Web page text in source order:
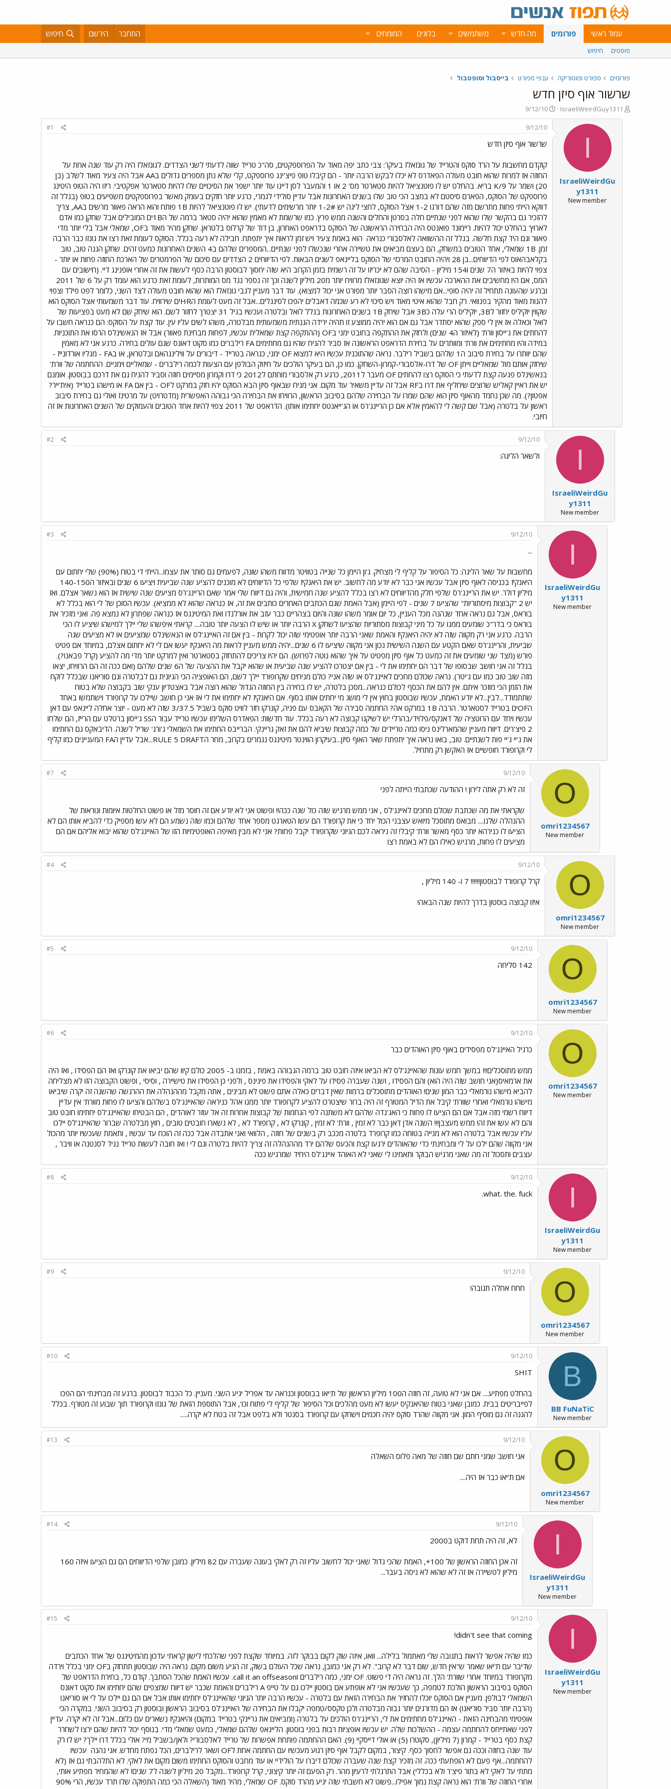
עמוד ראשי פורומים מה חדש משתמשים בלוגים המומחים התחבר הירשם חיפוש
פוסטים חיפוש
פורומים ספורט ומוטוריקה ענפי ספורט בייסבול וסופטבול
שרשור אוף סיזן חדש
פ
ו
IsraeliWeirdGuy1311
פ
ו
ר
ם
ת
א
ר
ך
9/12/10
I
IsraeliWeirdGu
y1311
New member
9/12/10
#1
שרשור אוף סיזן חדש
קוקדם מחשבות על הרד סוקס והטרייד של גונזאלז בעיקר: צבי כתב יפה מאוד על הפרוספקטים, סה"כ טרייד שווה לדעתי לשני הצדדים. לגונזאלז היה רק עוד שנה אחת על
החוזה אז למרות שהוא חובט מעולה הפאדרס לא יכלו לבקש הרבה יותר - הם קיבלו טופ פיצ'ינג פרוספקט, קלי שלא נתן מספרים גדולים בAA אבל היה צעיר מאוד לשלב (בן
20) ושמר על K/9 בריא. בהחלט יש לו פוטנציאל להיות סטארטר מס' 2 או 1 והמעבר לסן דייגו עוד יותר ישפר את הסיכויים שלו להיות סטארטר אפקטיבי. ריזו היה הטופ היטינג
פרוספקט של הסוקס, הפארם סיסטם לא במצב הכי טוב שלו בשנים האחרונות אבל עדיין סולידי לגמרי, כרגע יותר חזקים בעומק מאשר בפרוספקטים משפיעים בטופ (בגלל זה
דווקא הייתי פחות מתרשם מזה שהם דורגו 1-2 אצל הסוקס, לחצי ליגה יש 1-2# יותר מרשימים לדעתי). יש לו פוטנציאל להיות 1B פותח והוא הראה פאוור מרשים בAA, צריך
להזכיר גם בהקשר שלו שהוא לפני שנתיים חלה בסרטן והחלים והשנה ממש פרץ. כמו שרשמת לא מאמין שהוא יהיה סטאר ברמה של ה1Bים המובילים אבל שחקן כמו אדם
לארוץ' בהחלט יכול להיות. ריימונד פואנטס היה הבחירה הראשונה של הסוקס בדראפט האחרון, בן דוד של קרלוס בלטראן. שחקן מהיר מאוד בOF, שמאלי אבל בלי יותר מדי
פאוור וגם היד קצת חלשה. בגלל זה ההשוואה לאלסבורי כנראה הוא באמת צעיר ויש זמן לראות איך יתפתח. חבילה לא רעה בכלל. הסוקס לעומת זאת רצו את גונזו כבר הרבה
זמן. 1B שמאלי, אחד הטובים במשחק, הם בעצם מביאים את טשיירה אחרי שנכשלו לפני שנתיים...המספרים שלהם ב4 השנים האחרונות כמעט זהים. שחקן הגנה טוב, טוב
בקלאבהאוס לפי הדיווחים...בן 28 ויהיה החובט המרכזי של הסוקס בליינאפ לשנים הבאות. לפי הדיווחים 2 הצדדים עם סיכום של הפרמטרים של הארכת החוזה פחות או יותר -
צפוי להיות באיזור ה7 שנים ו154 מיליון - הסיבה שהם לא יכריזו על זה רשמית בזמן הקרוב היא שזה יחסוך לבוסטון הרבה כסף לעשות את זה אחרי אופנינג דיי. (חישובים עם
המס, אם היו מחשיבים את ההארכה עכשיו אז היה יוצא שגונזאלז מרוויח יותר מ20 מיליון לשנה וכך זה נספר נגד מס המותרות, לעומת זאת כרגע הוא עומד רק על 6 של 2011
וברגע שהעונה תתחיל זה יהיה סופי...אם מישהו רוצה הסבר יותר מפורט אני יכול למצוא). עוד דבר מעניין לגבי גונזאלז הוא שהוא חובט מעולה לצד השני, כלומר לפט פילד וצפוי
להנות מאוד מהקיר בפנוואי. רק חבל שהוא איטי מאוד ויש סיכוי לא רע שכמה דאבלים יהפכו לסינגלים...אבל זה מעט לעומת הHRים שירוויח. עוד דבר משמעותי אצל הסוקס הוא
שקווין יוקיליס יחזור ל3B, יוקיליס הרי עלה כ3B אבל שיחק 1B בשנים האחרונות בגלל לואל ובלטרה ועכשיו בגיל 31 יצטרך לחזור לשם. הוא שיחק שם לא מעט בפציעות של
לואל וכאלה אז אין לי ספק שהוא יסתדר אבל גם אם הוא יהיה ממוצע זו תהיה ירידה הגנתית משמעותית מבלטרה, משהו לשים עליו עין. עוד קצת על הסוקס: הם כנראה חשבו על
להחתים את ג'ייסון וורת' (לאיזור ה4 שנים) ולחזק את ההתקפה בחובט ימני בOF (ההתקפה קצת שמאלית עכשיו, לפחות מבחינת פאוור) אבל אז הנאשינלס הרסו את התוכניות.
במידה והיו מחתימים את וורת' ומוותרים על בחירת הדראפט הראשונה אז סביר להניח שהיו גם מחתימים FA רילברים כמו סקוט דאונס שגם עולים בחירה. כרגע אני לא מאמין
שהם יוותרו על בחירת סיבוב ה1 שלהם בשביל רילבר. נראה שהתוכנית עכשיו היא למצוא OF ימני, כנראה בטרייד - דיבורים על ווילינגהאם ובלטראן, או בFA - מגליו אורדונייז -
שיחזק אותם מול שמאליים וייתן OF של דרו-אלסבורי-קמרון-השחקן. כמו כן, הם בעיקר הולכים על חיזוק הבולפן עם הצעות לכמה רילברים - שמאליים וימניים. ההחתמה של וורת'
בנאשינלס פגעה קצת לדעתי כי הסוקס רצו להחתים OF מעבר ל2011, כרגע רק אלסבורי מוחתם ל2012 כי דרו וקמרון מסיימים חוזה וסביר להניח גם את דרכם בבוסטון. אומנם
יש את ראיין קאליש שרוצים שיחליף את דרו בRF אבל זה עדיין משאיר עוד מקום. אני מניח שבאוף סיזן הבא הסוקס יהיו חזק במרקט לOF - בין אם FA או מישהו בטרייד (אית'ייר?
אפטון?). מה שכן נחמד מהאוף סיזן הוא שהם שמרו על הבחירה שלהם בסיבוב הראשון, הרוויחו את הבחירה הכי גבוהה האפשרית (מדטרויט) על מרטינז ואולי גם בחירת סיבוב
ראשון על בלטרה (אבל שם קשה לי להאמין אלא אם כן הריינג'רס או הג'ייאנטס יחתימו אותו). הדראפט של 2011 צפוי להיות אחד הטובים והעמוקים של השנים האחרונות אז זה
חיובי.
I
IsraeliWeirdGu
y1311
New member
9/12/10
#2
ולשאר הליגה:
I
IsraeliWeirdGu
y1311
New member
9/12/10
#3
...
מחשבות על שאר הליגה: כל הסיפור על קליף לי מצחיק. ג'ון היימן כל שנייה בטוויטר מדווח משהו שונה, לפעמים גם סותר את עצמו...הייתי די בטוח (90%) שלי יחתום עם
היאנקיז בכניסה לאוף סיזן אבל עכשיו אני כבר לא יודע מה לחשוב. יש את היאנקיז שלפי כל הדיווחים לא מוכנים להציע שנה שביעית ויציעו 6 שנים ובאיזור ה140-150
מיליון דולר. יש את הריינג'רס שלפי חלק מהדיווחים לא רצו בכלל להציע שנה חמישית, והיה גם דיווח שלי אמר שאם הריינג'רס מציעים שנה שישית אז הוא נשאר אצלם. ואז
יש 2 "קבוצות מיסתוריות" שהציעו 7 שנים - לפי היימן (אבל האמת שגם הכתבים האחרים כותבים את זה, אז כנראה שהוא לא ממציא). עכשיו הסוכן של לי הוא בכלל לא
בוראס, אבל גם נראה אחד שנהנה מכל העניין, כל יום אומר משהו שונה והיום בצהריים כבר עזב את אורלנדו ואת המיטינגס אז כנראה שפתרון לא נמצא פה. ואני מזכיר את
בוראס כי בדר"כ שומעים ממנו על כל מיני קבוצות מסתוריות שהציעו לשחקן X הרבה יותר או שיש לו הצעה יותר טובה.... קראתי איפשהו שלי יילך למישהו שיציע לו הכי
הרבה. כרגע אני רק מקווה שזה לא יהיה היאנקיז והאמת שאני הרבה יותר אופטימי שזה יכול לקרות - בין אם זה האיינג'לס או הנאשינלס שמציעים או לא מציעים שנה
שביעית, והריינג'רס שאם הקטע עם השנה השישית נכון אני מקווה שיציעו לו 6 שנים...יהיה ממש מעניין לראות מה היאנקיז יעשו אם לי לא יחתום אצלם, במיוחד אם פטיט
פורש (מצד שני שומעים את זה כמעט כל אוף סיזן מפטיט על איך שהוא נוטה לפרוש). הם יהיו צריכים להתחזק בסטארטר ואין למרקט יותר מדי מה להציע (קרל פבאנו?).
בגלל זה אני חושב שבסופו של דבר הם יחתימו את לי - בין אם יצטרכו להציע שנה שביעית או שהוא יקבל את ההצעה של ה6 שנים שלהם (ואם ככה זה הם הרוויחו, יצאו
מזה שוב טוב כמו עם ג'יטר). נראה שכולם מחכים לאיינג'לס או שזה אני? כולם מניחים שקרופורד יילך לשם, הם האופציה הכי הגיונית גם לבלטרה וגם סוריאנו שבכלל לוקח
את הזמן הכי מוזכר איתם. אין להם את הכסף לכולם כנראה...מסכן בלטרה, יש לו בחירה בין החוזה הגדול שהוא רוצה אבל באצטדיון ענקי שוב בקבוצה שלא בטוח
שתתמודד...לבין...לא יודע האמת, עכשיו שבוסטון בחוץ אין לי מושג מי יחתים אותו בסוף. אם היאנקיז לא יחתימו את לי אז אני כן חושב שיילכו על קרופורד וישתמשו באחד
הOFים בטרייד לסטארטר. הרבה 1B במרקט אה? החתמה סבירה של הקאבס עם פניה, קונרקו חזר לוויט סוקס בשביל 3/37.5 שזה לא מעט - יוצר אחלה ליינאפ עם דאן
עכשיו ויחד עם הרוטציה של דאנקס/פלויד/בהרלי יש לשיקגו קבוצה לא רעה בכלל. עוד חדשות: הפאדרס השלימו עכשיו טרייד עבור הSS ג'ייסון ברטלט עם הרייז, הם שלחו
2 פיצ'רים. דיווח מעניין שהמארלינס ניסו כמה טריידים של כמה קבוצות שיביא להם את זאק גריינקי. הברייבס החתימו את השמאלי ג'ורג' שריל לשנה. הדיבאקס גם החתימו
את ג'יי ג'יי פות לשנתיים. טוב, בואו נראה איך יתפתח שאר האוף סיזן...בעיקרון הווינטר מיטינגס נגמרים בקרוב, מחר הRULE 5 DRAFT...אבל עדיין הFA המעניינים כמו קליף
לי וקרופורד חופשיים אז האקשן רק מתחיל.
O
omri1234567
New member
9/12/10
#7
זה לא רק אתה לירון ! ההודעה שכתבתי הייתה לפני
שקראתי את מה שכתבת שכולם מחכים לאיינג'לס , אני ממש מרגיש שזה כול שנה ככה!! ופשוט אני לא יודע אם זה חוסר מזל או פשוט החלטות איומות ונוראות של
ההנהלה שלנו.... מבואס מתוסכל מיואש עצבני הכול יחד כי את קרופורד הם עשו הטארגט מספר אחד שלהם וכמו שזה נשמע הם לא עשו מספיק כדי להביא אותו הם לא
הציעו לו כנירהא יותר כסף מאשר וורת' קיבל! זה ניראה לכם הגיוני שקרופורד יקבל פחות? אני לא מבין מאיפה האופטימיות הזו של האיינג'לס שהוא יבוא אליהם אם הם
מציעים לו פחות, מרגיש כאילו הם לא באמת רצו
O
omri1234567
New member
9/12/10
#4
קרל קרופורד לבוסטון!!!!!! 7 ו- 140 מיליון ,
איזו קבוצה בוסטון בדרך להיות שנה הבאה!
O
omri1234567
New member
9/12/10
#5
142 סליחה
O
omri1234567
New member
9/12/10
#6
כרגיל האיינג'לס מפסידים באוף סיזן האוהדים כבר
ממש מתוסכלים!!! במשך חמש עונות שהאיינג'לס לא הביאו איזה חובט טוב ברמה הגבוהה באמת , בזמנו ב- 2005 כולם קיוו שהם יביאו את קונרקו ואז הם הפסידו , ואז היה
את ארמאיס(אני חושב שזה היה הוא) והם הפסידו , ושנה שעברה פסידו על לאקי והפסידו את פיגינס , ולפני כן הפסידו את טישיירה , וסיסי , ופשוט הקבוצה הזו לא מצליחה
להביא מישהו נורמאלי כבר המון שנים! האוהדים מתוסכלים ברמות שאין דברים כאלה אתם פשוט לא מבינים , אתה מקבל מההנהלה את ההרגשה שהשנה זה יקרה שיביאו
מישהו נורמאלי ואחרי שוורת' קיבל את הדיל המטורף זה היה ברור שיצטרכו להציע לקרופורד יותר ממנו אהל כניראה שהאיינג'לס בשלהם והציעו לו פחות מוורת' אין עדיין
דיווח רשמי מזה אבל אם הם הציעו לו פחות כי האג'נדה שלהם לא משתנה לפי הגחמות של קבוצות אחרות זה אל עוזר לאוהדים , הם הבטיחו שהאיינג'לס יחתימו חובט טוב
והם לא עשו את זה! ממש מעצבן!!! השנה אדן דאן כבר לא זמין , וורת' לא זמין , קונרקו לא , קרופורד לא , לא נשארו חובטים טובים , חוץ מבלטרה שברור שהאיינג'לס יילכו
עליו עכשיו אבל בלטרה הוא לא מנייה בטוחה כמו קרופרד בלטרה מככב רק בשנים של חוזה , הלוואי ואני אתבדה אבל ככה זה הוכח עד עכשיו , ותאמת שעכשיו יותר מהכול
אני מקווה שהם ילכו על לי ומבחינתי כדי שהאוהדים ירגעו קצת והכעס שלהם ירד מההנהלה זה צריך להיות בלטרה וגם לי ! ואז חובה לעשות טרייד נגיד לסנטנה או וויבר ,
עצבים ותסכול זה מה שאני מרגיש הבוקר ותאמינו לי שאני לא האוהד איינג'לס היחיד שמרגיש ככה
I
IsraeliWeirdGu
y1311
New member
9/12/10
#8
what. the. fuck.
O
omri1234567
New member
9/12/10
#9
חחח אחלה תגובה!
B
BB FuNaTiC
New member
9/12/10
#10
SHIT
בהחלט מפתיע.... אם אני לא טועה, זה חוזה ה100 מיליון הראשון של ת'יאו בבוסטון וכנראה עד אפריל יגיע השני. מעניין. כל הכבוד לבוסטון. ברגע זה מבחינתי הם הפכו
לפייבריטים בבית. כמובן שאני בטוח שהיאנקיס יעשו לא מעט מהלכים וכל הסיפור של קליף לי פתוח וכו', אבל התוספת הזאת של גונזו וקרופורד תוך שבוע זה מטורף. בכלל
להגנה זה גם מוסיף המון. אני מקווה שהרד סוקס יהיה חכמים וישחקו עם קרופורד בסנטר ולא בלפט אבל זה בטח לא יקרה.....
O
omri1234567
New member
9/12/10
#13
אני חושב שמני חתם שם חוזה של מאה פלוס השאלה
אם ת'יאו כבר אז היה....
I
IsraeliWeirdGu
y1311
New member
9/12/10
#14
לא, זה היה תחת דוקט ב2000
זה אכן החוזה הראשון של 100+, האמת שהכי גדול שאני יכול לחשוב עליו זה רק לאקי בעונה שעברה עם 82 מיליון. כמובן שלפי הדיווחים הם גם הציעו איזה 160
מיליון לטשיירה אז זה לא שהוא לא ניסה בעבר...
I
IsraeliWeirdGu
y1311
New member
9/12/10
#15
didn't see that coming!
כמו שהיה אפשר לראות בתגובה שלי מאתמול בלילה... וואו, איזה שוק לקום בבוקר לזה. במיוחד שקצת לפני שהלכתי לישון קראתי עדכון מהמיטינגס של אחד הכתבים
שדיבר עם ת'יאו שאמר ש"אין חדש, שום דבר לא קרוב". לא רק אני כמובן, נראה שכל העולם בשוק, זה הגיע משום מקום. נראה היה שבוסטון תתחזק בOF ימני בכלל וירדה
מקרופורד במיוחד אחרי שוורת' הלך. זה נראה היה די פשוט: OF ימני, כמה רילברים וcall it an offseason. עכשיו האמת שהכל הסתבך. קודם כל, בחירת הדראפט של
הסוקס בסיבוב הראשון הולכת לטמפה, כך שעכשיו אני לא אופתע אם בוסטון יילכו גם על טייפ A רילברים והאמת שכבר יש דיווח שמצפים שהם יחתימו את סקוט דאונס
השמאלי לבולפן. מעניין אם הסוקס יוכלו להחזיר את הבחירה הזאת עם בלטרה - עכשיו הרבה יותר הגיוני שהאיינג'לס יחתימו אותו אבל אם הם גם יילכו על לי או סוריאנו
(הרבה יותר סביר סוריאנו) אז הם מדורגים יותר גבוה מבלטרה ולכן טקסס/טמפה יקבלו את הבחירה של האיינג'לס בסיבוב הראשון ובוסטון רק בסיבוב השני. במקרה הכי
אופטימי מהבחינה הזאת - האיינג'לס מחתימים את לי, הריינג'רס הולכים על בלטרה (ומביאים את גריינקי בטרייד במקום) והיאנקיז נשארים עם כלום...אבל זה לא יקרה. עדיין
לפני שאתייחס להחתמה עצמה - ההשלכות שלה. יש עכשיו אופציות רבות בפני בוסטון. הליינאפ שלהם שמאלי, כמעט שמאלי מדי. בנוסף יכול להיות שהם ירצו לשחרר
קצת כסף בטרייד - קמרון (7 מיליון), סקוטרו (5) או אולי דייסקיי (9). האם ההחתמה פותחת אפשרות של טרייד לאלסבורי? ולאן/בשביל מי? אולי בכלל דרו יילך? יש לו רק
עוד שנה בחוזה וככה גם אפשר לחסוך כסף. קיצור, במקום לקבל אוף סיזן רגוע מעכשיו עם החתמה אחת לOF ושאר לרילברים, הכל נפתח מחדש. אני נהנה
עכשיו
להחתמה...אף פעם לא הופתעתי ככה. זה מזכיר קצת שנה שעברה שכולם דיברו על הולידיי או עוד מחבט והסוקס החתימו משום מקום את לאקי. לא התלהבתי גם אז (לא
מתתי על לאקי לא בתור פיצ'ר ולא בכללי) אבל התרגלתי לרעיון מהר. רק הפעם זה יותר קיצוני, קרל קרופורד...מקבל 20 מיליון לשנה ל7 שנים! לא שהמחיר מפתיע אותי,
אחרי החוזה של וורת' הוא נראה קצת נמוך אפילו...פשוט לא חשבתי שזה יגיע מהרד סוקס. OF שמאלי, מהיר מאוד (השאלה הכי כמה התפוקה שלו תרד עכשיו, הרי 90%